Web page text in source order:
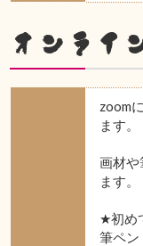
オンライ
zoom
ます。
画材や
ます。
★初め
筆ペン